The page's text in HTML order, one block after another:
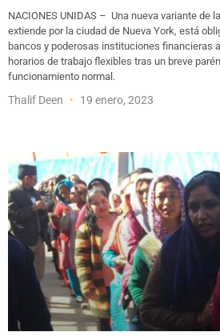
NACIONES UNIDAS – Una nueva variante de
extiende por la ciudad de Nueva York, está
bancos y poderosas instituciones financieras
horarios de trabajo flexibles tras un breve
funcionamiento normal.
Thalif Deen 19 enero, 2023